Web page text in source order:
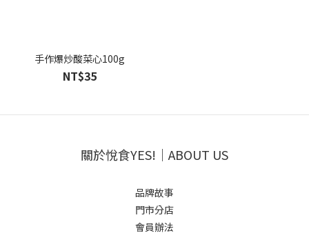
手作爆炒酸菜心100g
NT$35
關於悅食YES!｜ABOUT US
品牌故事
門市分店
會員辦法